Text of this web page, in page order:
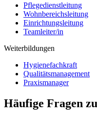
Pflegedienstleitung
Wohnbereichsleitung
Einrichtungsleitung
Teamleiter/in
Weiterbildungen
Hygienefachkraft
Qualitätsmanagement
Praxismanager
Häufige Fragen